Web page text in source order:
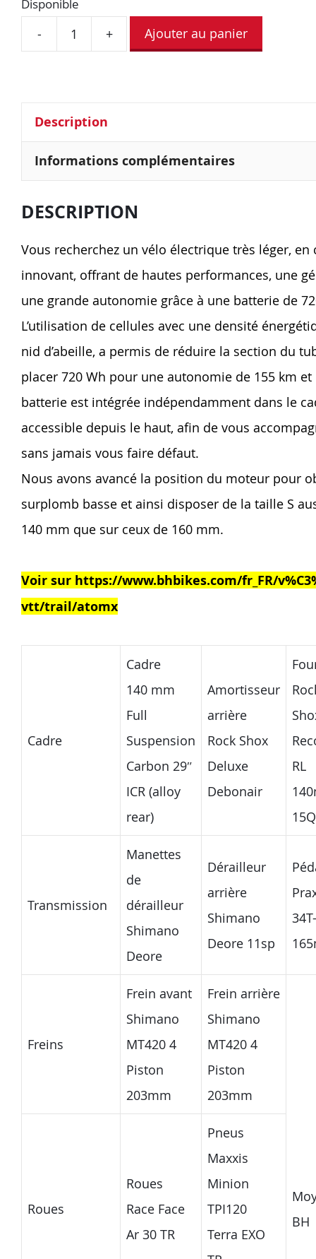
Disponible
- + Ajouter au panier
Description
Informations complémentaires
DESCRIPTION
Vous recherchez un vélo électrique très léger,
innovant, offrant de hautes performances, une
une grande autonomie grâce à une batterie de
L’utilisation de cellules avec une densité
nid d’abeille, a permis de réduire la section du
placer 720 Wh pour une autonomie de 155 km et
batterie est intégrée indépendamment dans le
accessible depuis le haut, afin de vous
sans jamais vous faire défaut.
Nous avons avancé la position du moteur pour
surplomb basse et ainsi disposer de la taille S
140 mm que sur ceux de 160 mm.
Voir sur https://www.bhbikes.com/fr_FR/
vtt/trail/atomx
Cadre
Cadre
140 mm
Full
Suspension
Carbon 29″
ICR (alloy
rear)
Amortisseur
arrière
Rock Shox
Deluxe
Debonair
RL
Transmission
Manettes
de
dérailleur
Shimano
Deore
Dérailleur
arrière
Shimano
Deore 11sp
34T-
Freins
Frein avant
Shimano
MT420 4
Piston
203mm
Frein arrière
Shimano
MT420 4
Piston
203mm
Roues
Roues
Race Face
Ar 30 TR
Pneus
Maxxis
Minion
TPI120
Terra EXO
BH